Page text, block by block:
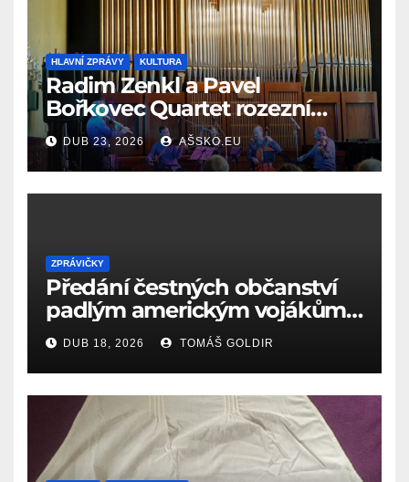
HLAVNÍ ZPRÁVY KULTURA
Radim Zenkl a Pavel
Bořkovec Quartet rozezní
Ašské jaro netradičním
spojením žánrů
DUB 23, 2026 AŠSKO.EU
ZPRÁVIČKY
Předání čestných občanství
padlým americkým vojákům
k 81. výročí osvobození Aše
(18.4.1945)
DUB 18, 2026 TOMÁŠ GOLDIR